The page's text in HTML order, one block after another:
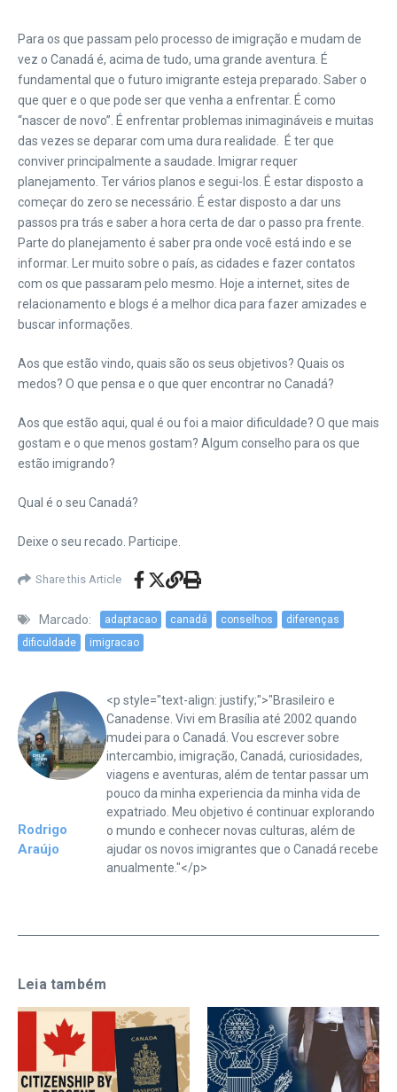
Para os que passam pelo processo de imigração e mudam de
vez o Canadá é, acima de tudo, uma grande aventura. É
fundamental que o futuro imigrante esteja preparado. Saber o
que quer e o que pode ser que venha a enfrentar. É como
“nascer de novo”. É enfrentar problemas inimagináveis e muitas
das vezes se deparar com uma dura realidade. É ter que
conviver principalmente a saudade. Imigrar requer
planejamento. Ter vários planos e segui-los. É estar disposto a
começar do zero se necessário. É estar disposto a dar uns
passos pra trás e saber a hora certa de dar o passo pra frente.
Parte do planejamento é saber pra onde você está indo e se
informar. Ler muito sobre o país, as cidades e fazer contatos
com os que passaram pelo mesmo. Hoje a internet, sites de
relacionamento e blogs é a melhor dica para fazer amizades e
buscar informações.
Aos que estão vindo, quais são os seus objetivos? Quais os
medos? O que pensa e o que quer encontrar no Canadá?
Aos que estão aqui, qual é ou foi a maior dificuldade? O que mais
gostam e o que menos gostam? Algum conselho para os que
estão imigrando?
Qual é o seu Canadá?
Deixe o seu recado. Participe.
Share this Article
Marcado: adaptacao canadá conselhos
diferenças
dificuldade
imigracao
Rodrigo
Araújo
<p style="text-align: justify;">"Brasileiro e
Canadense. Vivi em Brasília até 2002 quando
mudei para o Canadá. Vou escrever sobre
intercambio, imigração, Canadá, curiosidades,
viagens e aventuras, além de tentar passar um
pouco da minha experiencia da minha vida de
expatriado. Meu objetivo é continuar explorando
o mundo e conhecer novas culturas, além de
ajudar os novos imigrantes que o Canadá recebe
anualmente."</p>
Leia também